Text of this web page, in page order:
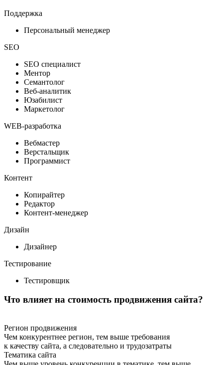
Поддержка
Персональный менеджер
SEO
SEO специалист
Ментор
Семантолог
Веб-аналитик
Юзабилист
Маркетолог
WEB-разработка
Вебмастер
Верстальщик
Программист
Контент
Копирайтер
Редактор
Контент-менеджер
Дизайн
Дизайнер
Тестирование
Тестировщик
Что влияет на стоимость продвижения сайта?
Регион продвижения
Чем конкурентнее регион, тем выше требования
к качеству сайта, а следовательно и трудозатраты
Тематика сайта